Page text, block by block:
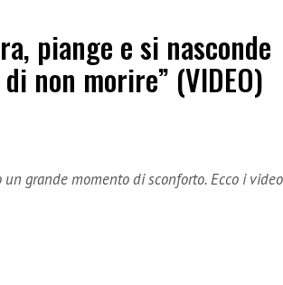
piange e si nasconde
non morire” (VIDEO)
grande momento di sconforto. Ecco i video